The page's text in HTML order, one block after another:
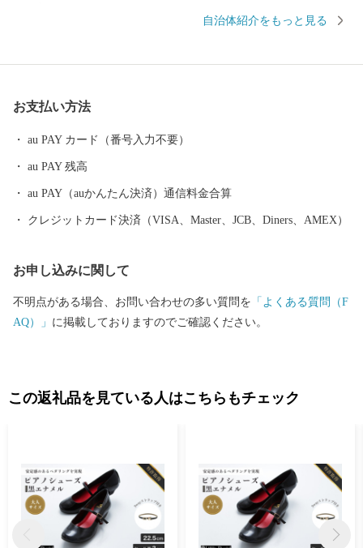
娠、出産、育児、教育、それぞれのステージに応じたさまざまな
時代もあることから、こだわりの職人が作る老舗の品や、若手職
自治体紹介をもっと見る
お支払い方法
au PAY カード（番号入力不要）
au PAY 残高
au PAY（auかんたん決済）通信料金合算
クレジットカード決済（VISA、Master、JCB、Diners、AMEX）
お申し込みに関して
不明点がある場合、お問い合わせの多い質問を 「よくある質問（F
AQ）」 に掲載しておりますのでご確認ください。
この返礼品を見ている人はこちらもチェック